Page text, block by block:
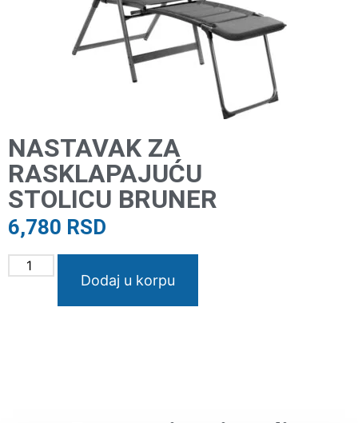
NASTAVAK ZA
RASKLAPAJUĆU
STOLICU BRUNER
6,780 RSD
Dodaj u korpu